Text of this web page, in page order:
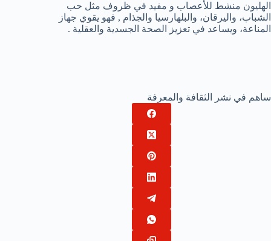
الهليون منشط للأعصاب و مفيد في ظروف مثل حب
الشباب، واليرقان، والبلهارسيا والجذام , فهو يقوي جهاز
المناعة، ويساعد في تعزيز الصحة الجسدية والعقلية .
ساهم في نشر الثقافة والمعرفة